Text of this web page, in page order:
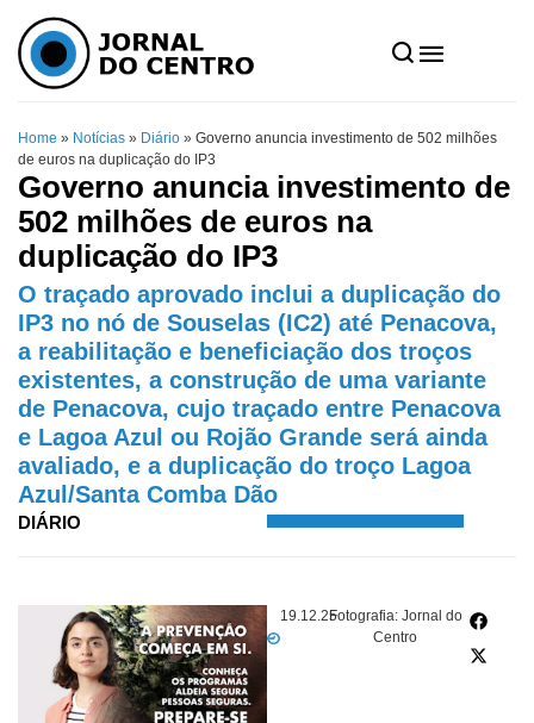
Home » Notícias » Diário » Governo anuncia investimento de 502 milhões
de euros na duplicação do IP3
Governo anuncia investimento de
502 milhões de euros na
duplicação do IP3
O traçado aprovado inclui a duplicação do
IP3 no nó de Souselas (IC2) até Penacova,
a reabilitação e beneficiação dos troços
existentes, a construção de uma variante
de Penacova, cujo traçado entre Penacova
e Lagoa Azul ou Rojão Grande será ainda
avaliado, e a duplicação do troço Lagoa
Azul/Santa Comba Dão
DIÁRIO
19.12.25Fotografia: Jornal do
Centro